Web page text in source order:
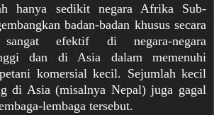
hanya sedikit negara Afrika Sub-
badan-badan khusus secara
efektif di negara-negara
dan di Asia dalam memenuhi
komersial kecil. Sejumlah kecil
di Asia (misalnya Nepal) juga gagal
lembaga tersebut.